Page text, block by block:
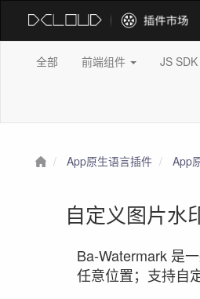
全部 前端组件 JS SDK
App原生语言插件 App
自定义图片水
Ba-Watermark 是
任意位置；支持自